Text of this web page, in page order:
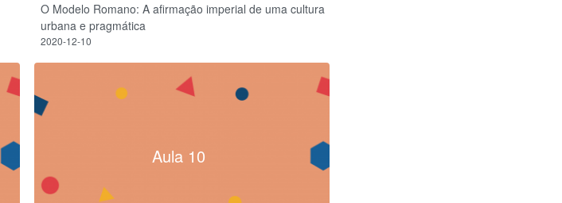
O Modelo Romano: A afirmação imperial de uma cultura
urbana e pragmática
2020-12-10
Aula 10